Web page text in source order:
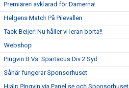
Premiären avklarad för Damerna!
Helgens Match På Pilevallen
Tack Beijer! Nu håller vi leran borta!!
Webshop
Pingvin B Vs. Spartacus Div 2 Syd
Såhär fungerar Sponsorhuset
Hjälp Pingvin via Panel.se och Sponsorhuset